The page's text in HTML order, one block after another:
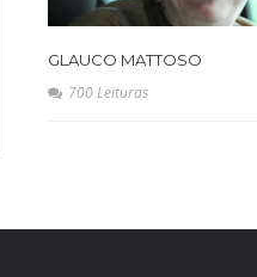
GLAUCO MATTOSO
700 Leituras